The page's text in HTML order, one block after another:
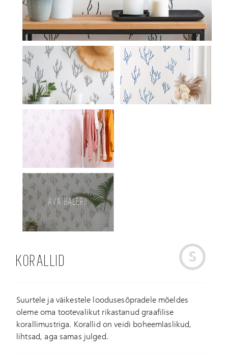
AVA GALERII
KORALLID
Suurtele ja väikestele loodusesõpradele mõeldes
oleme oma tootevalikut rikastanud graafilise
korallimustriga. Korallid on veidi boheemlaslikud,
lihtsad, aga samas julged.